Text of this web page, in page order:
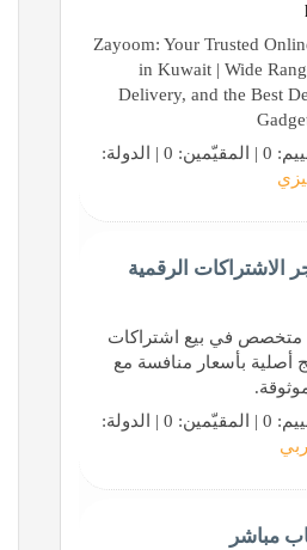
Zayoom: Your Trusted
in Kuwait | Wide
Delivery, and the Best
الاشتراكات الرقمية
متخصص في بيع اشتراكات
أصلية بأسعار منافسة مع
مباشر